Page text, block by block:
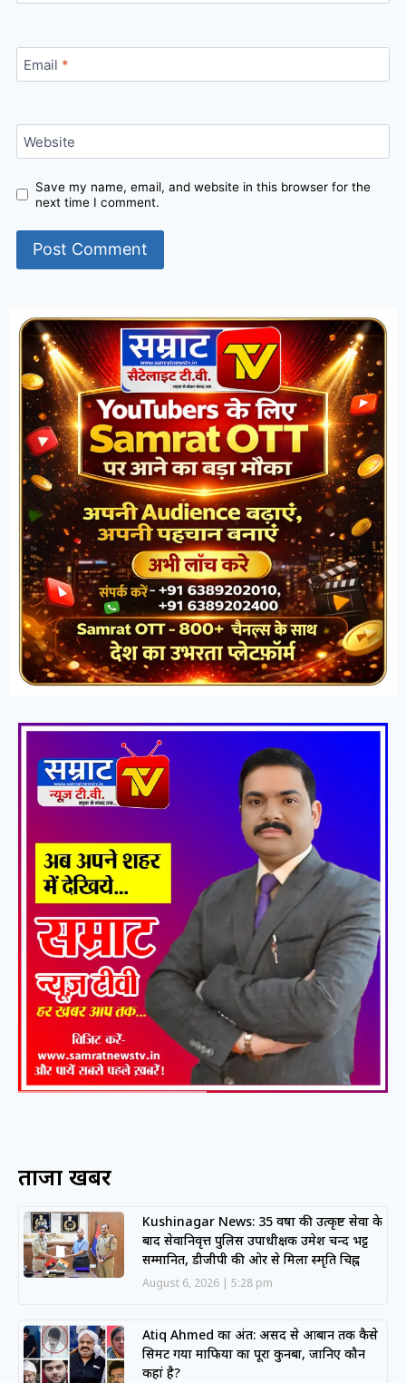
Email *
Website
Save my name, email, and website in this browser for the
next time I comment.
ताजा खबरें
Kushinagar News: 35 वर्षों की उत्कृष्ट सेवा के
बाद सेवानिवृत्त पुलिस उपाधीक्षक उमेश चन्द भट्ट
सम्मानित, डीजीपी की ओर से मिला स्मृति चिह्न
August 6, 2026 5:28 pm
Atiq Ahmed का अंत: असद से आबान तक कैसे
सिमट गया माफिया का पूरा कुनबा, जानिए कौन
कहां है?